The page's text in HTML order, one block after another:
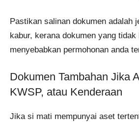
Pastikan salinan dokumen adalah
kabur, kerana dokumen yang
menyebabkan permohonan anda
Dokumen Tambahan Jika
KWSP, atau Kenderaan
Jika si mati mempunyai aset